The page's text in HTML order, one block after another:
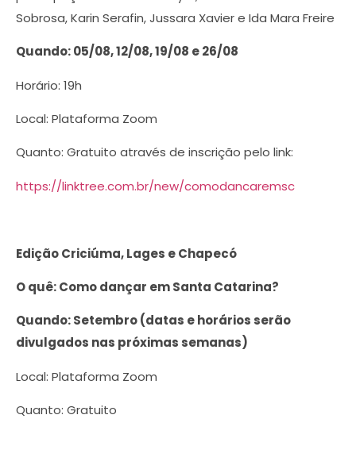
Sobrosa, Karin Serafin, Jussara Xavier e Ida Mara Freire
Quando: 05/08, 12/08, 19/08 e 26/08
Horário: 19h
Local: Plataforma Zoom
Quanto: Gratuito através de inscrição pelo link:
https://linktree.com.br/new/comodancaremsc
Edição Criciúma, Lages e Chapecó
O quê: Como dançar em Santa Catarina?
Quando: Setembro(datas e horários serão
divulgados nas próximas semanas)
Local: Plataforma Zoom
Quanto: Gratuito